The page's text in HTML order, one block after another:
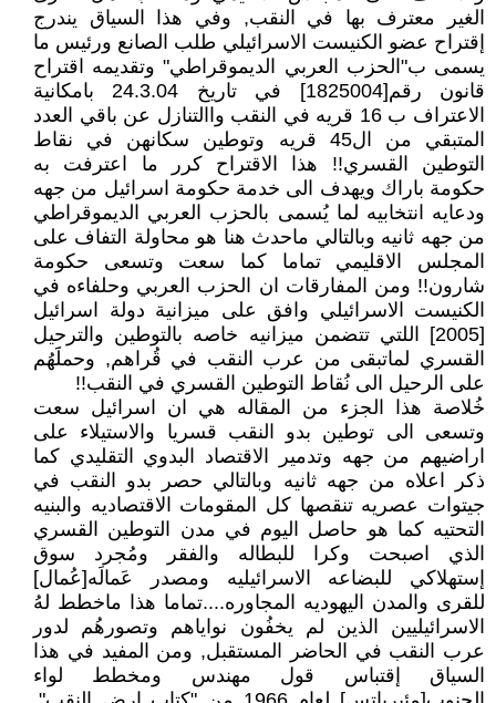
الغير معترف بها في النقب, وفي هذا السياق يندرج
إقتراح عضو الكنيست الاسرائيلي طلب الصانع ورئيس ما
يسمى ب"الحزب العربي الديموقراطي" وتقديمه اقتراح
قانون رقم[1825004] في تاريخ 24.3.04 بامكانية
الاعتراف ب 16 قريه في النقب واالتنازل عن باقي العدد
المتبقي من ال45 قريه وتوطين سكانهن في نقاط
التوطين القسري!! هذا الاقتراح كرر ما اعترفت به
حكومة باراك ويهدف الى خدمة حكومة اسرائيل من جهه
ودعايه انتخابيه لما يُسمى بالحزب العربي الديموقراطي
من جهه ثانيه وبالتالي ماحدث هنا هو محاولة التفاف على
المجلس الاقليمي تماما كما سعت وتسعى حكومة
شارون!! ومن المفارقات ان الحزب العربي وحلفاءه في
الكنيست الاسرائيلي وافق على ميزانية دولة اسرائيل
[2005] اللتي تتضمن ميزانيه خاصه بالتوطين والترحيل
القسري لماتبقى من عرب النقب في قُراهم, وحملََهُم
على الرحيل الى نُقاط التوطين القسري في النقب!!
خُلاصة هذا الجزء من المقاله هي ان اسرائيل سعت
وتسعى الى توطين بدو النقب قسريا والاستيلاء على
اراضيهم من جهه وتدمير الاقتصاد البدوي التقليدي كما
ذكر اعلاه من جهه ثانيه وبالتالي حصر بدو النقب في
جيتوات عصريه تنقصها كل المقومات الاقتصاديه والبنيه
التحتيه كما هو حاصل اليوم في مدن التوطين القسري
الذي اصبحت وكرا للبطاله والفقر ومُجرد سوق
إستهلاكي للبضاعه الاسرائيليه ومصدر عَمالَه[عُمال]
للقرى والمدن اليهوديه المجاوره....تماما هذا ماخطط لهُ
الاسرائيليين الذين لم يخفُون نواياهم وتصورهُم لدور
عرب النقب في الحاضر المستقبل, ومن المفيد في هذا
السياق إقتباس قول مهندس ومخطط لواء